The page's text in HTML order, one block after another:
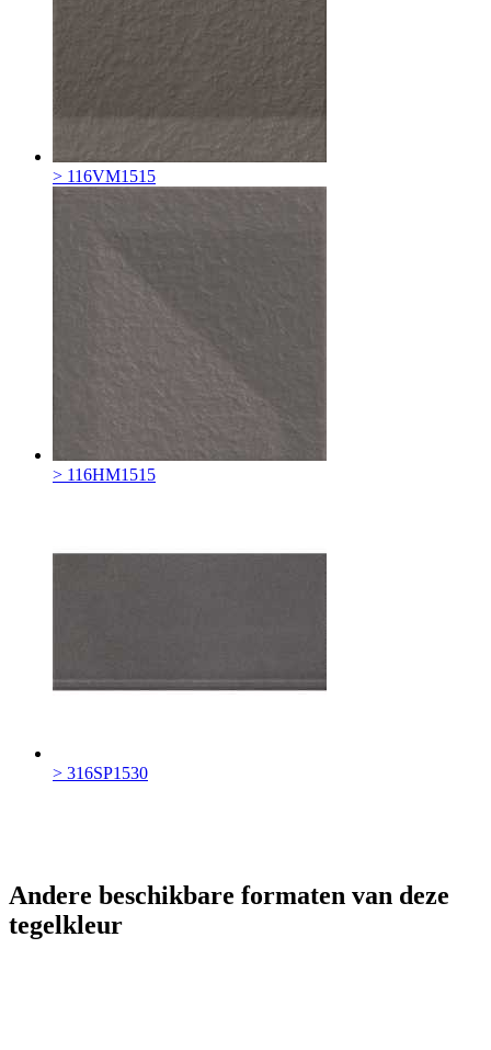
> 116VM1515
> 116HM1515
> 316SP1530
Andere beschikbare formaten van deze
tegelkleur